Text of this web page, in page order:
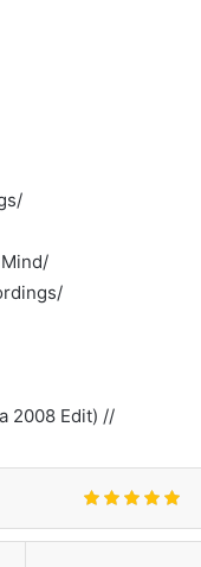
2008 Edit) //